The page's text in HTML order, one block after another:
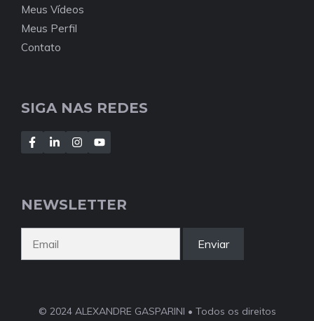
Meus Vídeos
Meus Perfil
Contato
SIGA NAS REDES
NEWSLETTER
Enviar
© 2024 ALEXANDRE GASPARINI • Todos os direitos